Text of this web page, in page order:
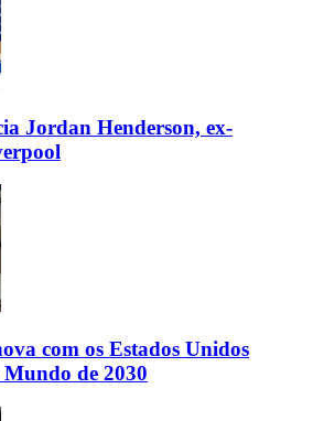
Jordan Henderson, ex-
com os Estados Unidos
de 2030